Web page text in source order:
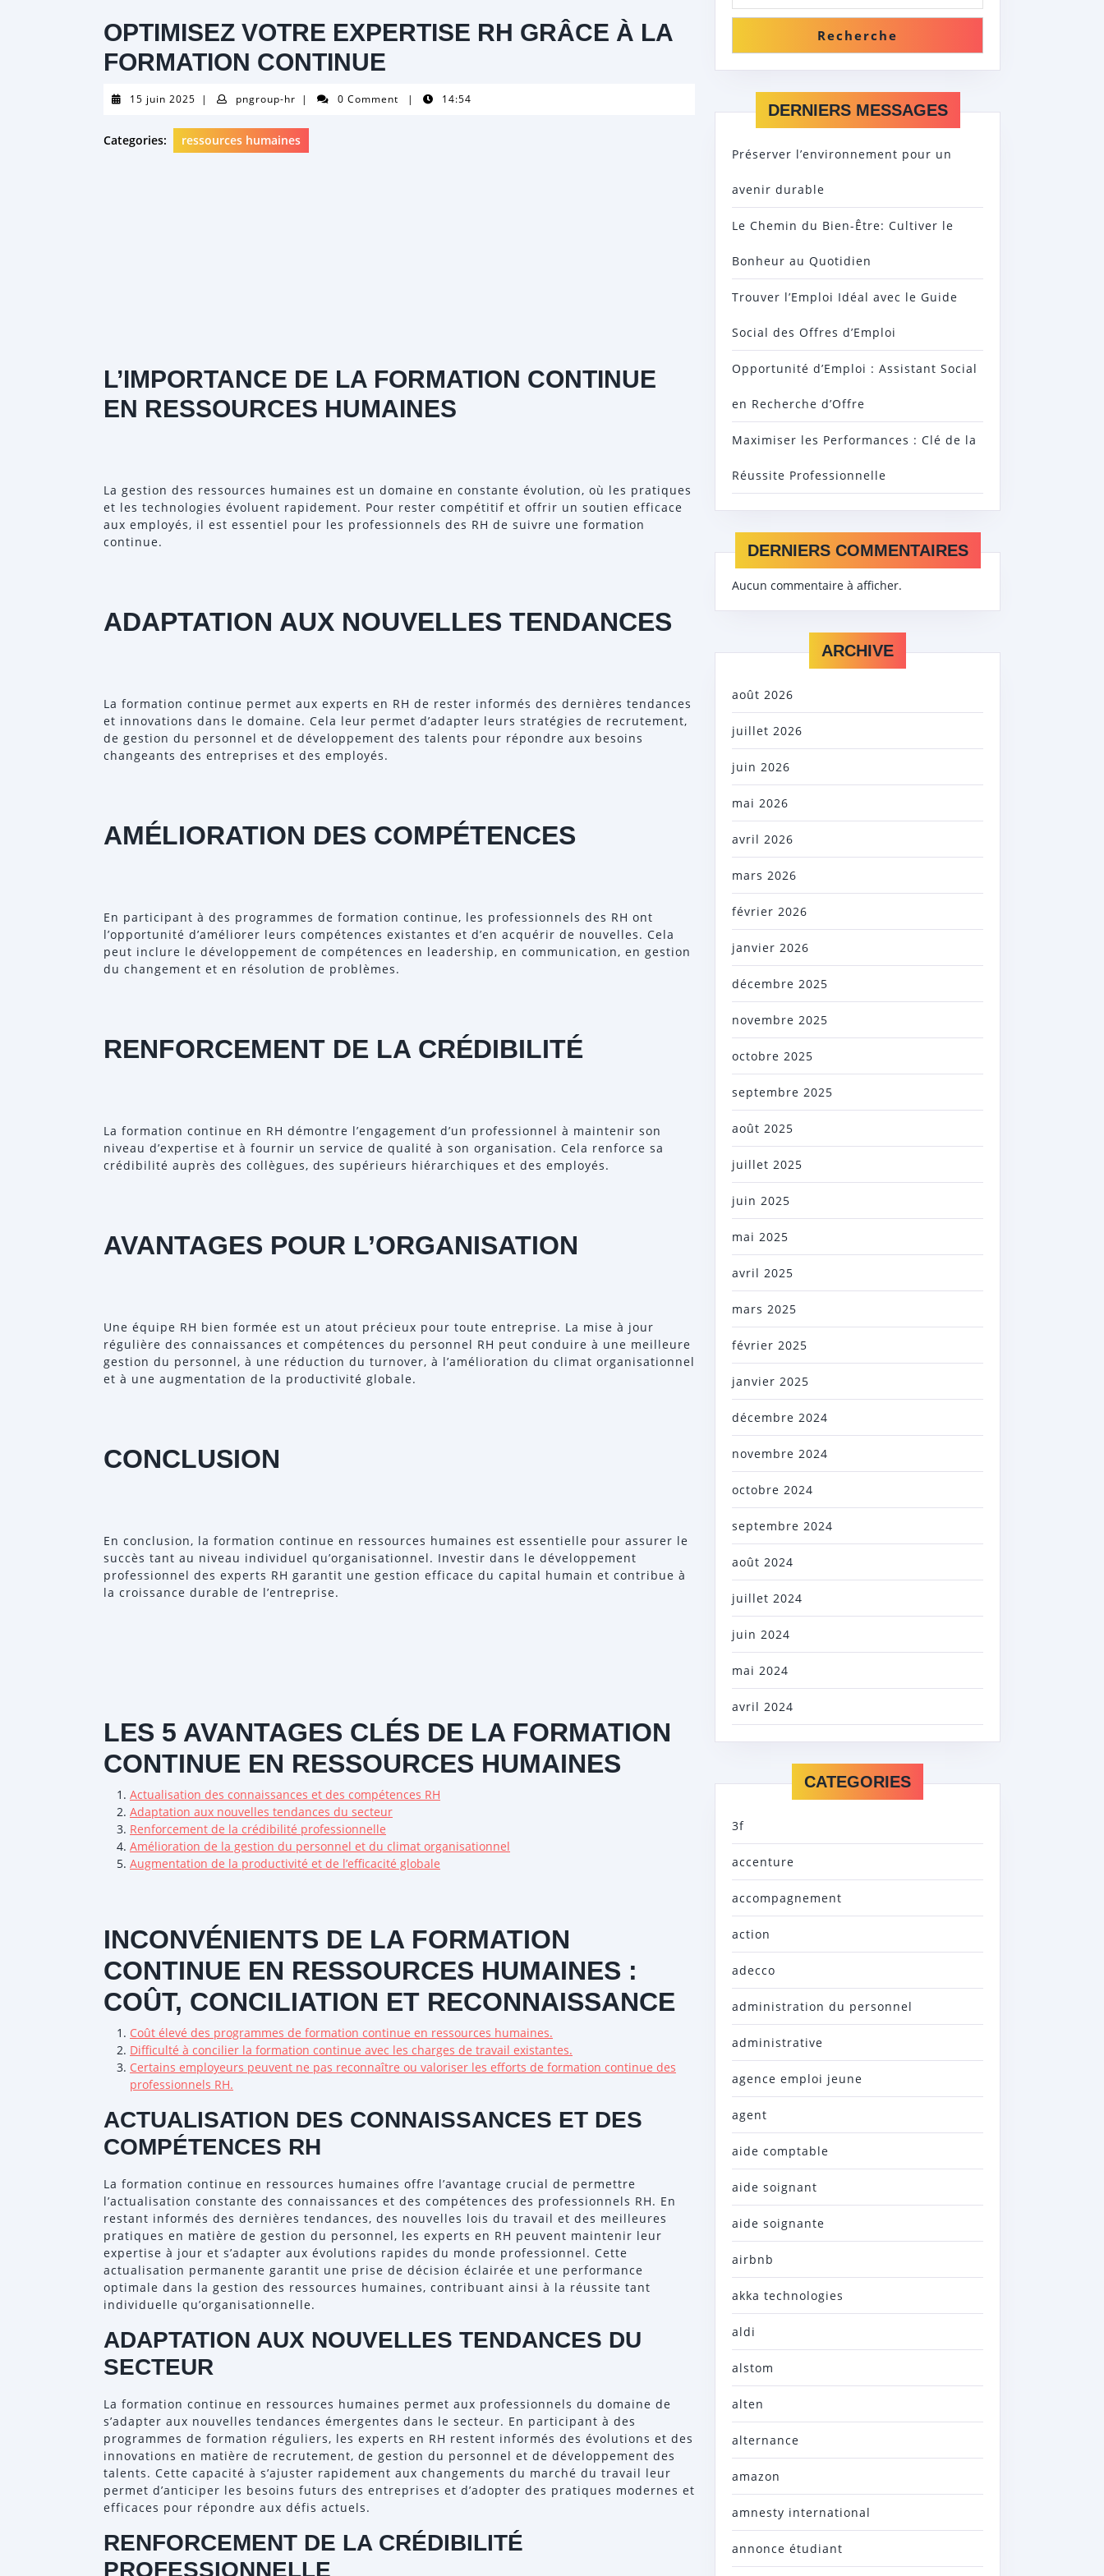
OPTIMISEZ VOTRE EXPERTISE RH GRÂCE À LA
FORMATION CONTINUE
15 juin 2025 15
2025
| pngroup-hr pngroup-
| 0 Comment | 14:54
Categories: ressources humaines
L’IMPORTANCE DE LA FORMATION CONTINUE
EN RESSOURCES HUMAINES
La gestion des ressources humaines est un domaine en constante évolution, où les pratiques
et les technologies évoluent rapidement. Pour rester compétitif et offrir un soutien efficace
aux employés, il est essentiel pour les professionnels des RH de suivre une formation
continue.
ADAPTATION AUX NOUVELLES TENDANCES
La formation continue permet aux experts en RH de rester informés des dernières tendances
et innovations dans le domaine. Cela leur permet d’adapter leurs stratégies de recrutement,
de gestion du personnel et de développement des talents pour répondre aux besoins
changeants des entreprises et des employés.
AMÉLIORATION DES COMPÉTENCES
En participant à des programmes de formation continue, les professionnels des RH ont
l’opportunité d’améliorer leurs compétences existantes et d’en acquérir de nouvelles. Cela
peut inclure le développement de compétences en leadership, en communication, en gestion
du changement et en résolution de problèmes.
RENFORCEMENT DE LA CRÉDIBILITÉ
La formation continue en RH démontre l’engagement d’un professionnel à maintenir son
niveau d’expertise et à fournir un service de qualité à son organisation. Cela renforce sa
crédibilité auprès des collègues, des supérieurs hiérarchiques et des employés.
AVANTAGES POUR L’ORGANISATION
Une équipe RH bien formée est un atout précieux pour toute entreprise. La mise à jour
régulière des connaissances et compétences du personnel RH peut conduire à une meilleure
gestion du personnel, à une réduction du turnover, à l’amélioration du climat organisationnel
et à une augmentation de la productivité globale.
CONCLUSION
En conclusion, la formation continue en ressources humaines est essentielle pour assurer le
succès tant au niveau individuel qu’organisationnel. Investir dans le développement
professionnel des experts RH garantit une gestion efficace du capital humain et contribue à
la croissance durable de l’entreprise.
LES 5 AVANTAGES CLÉS DE LA FORMATION
CONTINUE EN RESSOURCES HUMAINES
Actualisation des connaissances et des compétences RH
Adaptation aux nouvelles tendances du secteur
Renforcement de la crédibilité professionnelle
Amélioration de la gestion du personnel et du climat organisationnel
Augmentation de la productivité et de l’efficacité globale
INCONVÉNIENTS DE LA FORMATION
CONTINUE EN RESSOURCES HUMAINES :
COÛT, CONCILIATION ET RECONNAISSANCE
Coût élevé des programmes de formation continue en ressources humaines.
Difficulté à concilier la formation continue avec les charges de travail existantes.
Certains employeurs peuvent ne pas reconnaître ou valoriser les efforts de formation continue des
professionnels RH.
ACTUALISATION DES CONNAISSANCES ET DES
COMPÉTENCES RH
La formation continue en ressources humaines offre l’avantage crucial de permettre
l’actualisation constante des connaissances et des compétences des professionnels RH. En
restant informés des dernières tendances, des nouvelles lois du travail et des meilleures
pratiques en matière de gestion du personnel, les experts en RH peuvent maintenir leur
expertise à jour et s’adapter aux évolutions rapides du monde professionnel. Cette
actualisation permanente garantit une prise de décision éclairée et une performance
optimale dans la gestion des ressources humaines, contribuant ainsi à la réussite tant
individuelle qu’organisationnelle.
ADAPTATION AUX NOUVELLES TENDANCES DU
SECTEUR
La formation continue en ressources humaines permet aux professionnels du domaine de
s’adapter aux nouvelles tendances émergentes dans le secteur. En participant à des
programmes de formation réguliers, les experts en RH restent informés des évolutions et des
innovations en matière de recrutement, de gestion du personnel et de développement des
talents. Cette capacité à s’ajuster rapidement aux changements du marché du travail leur
permet d’anticiper les besoins futurs des entreprises et d’adopter des pratiques modernes et
efficaces pour répondre aux défis actuels.
RENFORCEMENT DE LA CRÉDIBILITÉ
PROFESSIONNELLE
Recherche
DERNIERS MESSAGES
Préserver l’environnement pour un
avenir durable
Le Chemin du Bien-Être: Cultiver le
Bonheur au Quotidien
Trouver l’Emploi Idéal avec le Guide
Social des Offres d’Emploi
Opportunité d’Emploi : Assistant Social
en Recherche d’Offre
Maximiser les Performances : Clé de la
Réussite Professionnelle
DERNIERS COMMENTAIRES
Aucun commentaire à afficher.
ARCHIVE
août 2026
juillet 2026
juin 2026
mai 2026
avril 2026
mars 2026
février 2026
janvier 2026
décembre 2025
novembre 2025
octobre 2025
septembre 2025
août 2025
juillet 2025
juin 2025
mai 2025
avril 2025
mars 2025
février 2025
janvier 2025
décembre 2024
novembre 2024
octobre 2024
septembre 2024
août 2024
juillet 2024
juin 2024
mai 2024
avril 2024
CATEGORIES
3f
accenture
accompagnement
action
adecco
administration du personnel
administrative
agence emploi jeune
agent
aide comptable
aide soignant
aide soignante
airbnb
akka technologies
aldi
alstom
alten
alternance
amazon
amnesty international
annonce étudiant